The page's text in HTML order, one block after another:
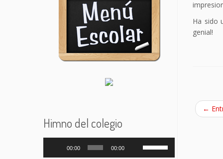
Himno del colegio
00:00 00:00
Ha sido
genial!
←